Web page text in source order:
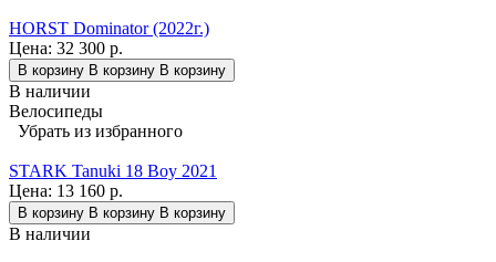
HORST Dominator (2022г.)
Цена: 32 300 р.
В корзину В корзину В корзину
В наличии
Велосипеды
Убрать из избранного
STARK Tanuki 18 Boy 2021
Цена: 13 160 р.
В корзину В корзину В корзину
В наличии